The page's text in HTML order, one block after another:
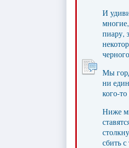
И
пиару,
Мы
ни
кого-
Ниже
сбить